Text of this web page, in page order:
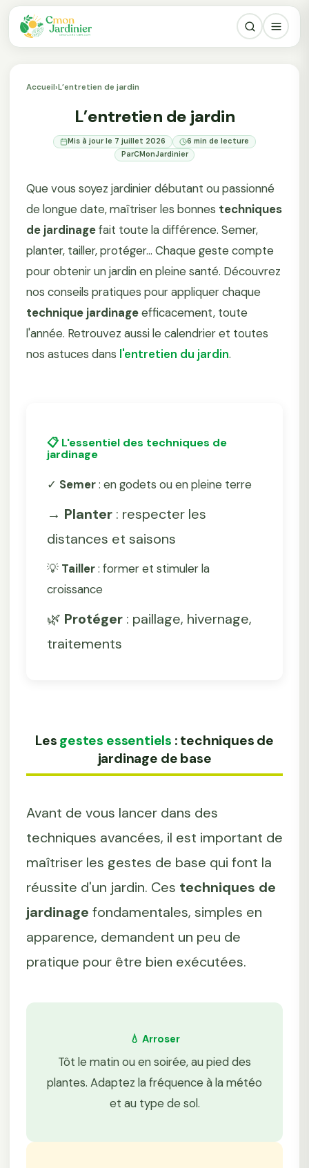
Accueil›L’entretien de jardin
L’entretien de jardin
Mis à jour le 7 juillet 2026
6 min de lecture
ParCMonJardinier
Que vous soyez jardinier débutant ou passionné
de longue date, maîtriser les bonnes techniques
de jardinagefait toute la différence. Semer,
planter, tailler, protéger... Chaque geste compte
pour obtenir un jardin en pleine santé. Découvrez
nos conseils pratiques pour appliquer chaque
technique jardinageefficacement, toute
l'année. Retrouvez aussi le calendrier et toutes
nos astuces dans l'entretien du jardin.
📋 L'essentiel des techniques de
jardinage
✓ Semer: en godets ou en pleine terre
→ Planter: respecter les
distances et saisons
💡 Tailler: former et stimuler la
croissance
🌿 Protéger: paillage, hivernage,
traitements
Les gestes essentiels : techniques de
jardinage de base
Avant de vous lancer dans des
techniques avancées, il est important de
maîtriser les gestes de base qui font la
réussite d'un jardin. Ces techniques de
jardinage fondamentales, simples en
apparence, demandent un peu de
pratique pour être bien exécutées.
💧 Arroser
Tôt le matin ou en soirée, au pied des
plantes. Adaptez la fréquence à la météo
et au type de sol.